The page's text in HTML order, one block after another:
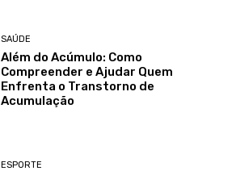
SAÚDE
Além do Acúmulo: Como
Compreender e Ajudar Quem
Enfrenta o Transtorno de
Acumulação
ESPORTE